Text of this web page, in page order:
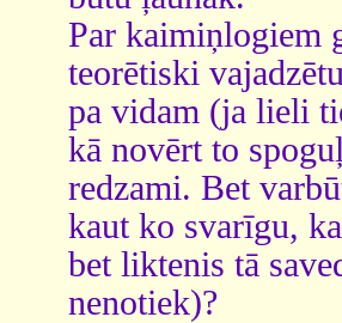
Par kaimiņlogiem
teorētiski
pa vidam (ja lieli
kā novērt to
redzami. Bet
kaut ko svarīgu,
bet liktenis tā
nenotiek)?